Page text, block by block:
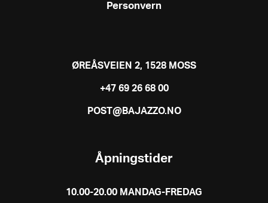
Personvern
ØREÅSVEIEN 2, 1528 MOSS
+47 69 26 68 00
POST@BAJAZZO.NO
Åpningstider
10.00-20.00 MANDAG-FREDAG